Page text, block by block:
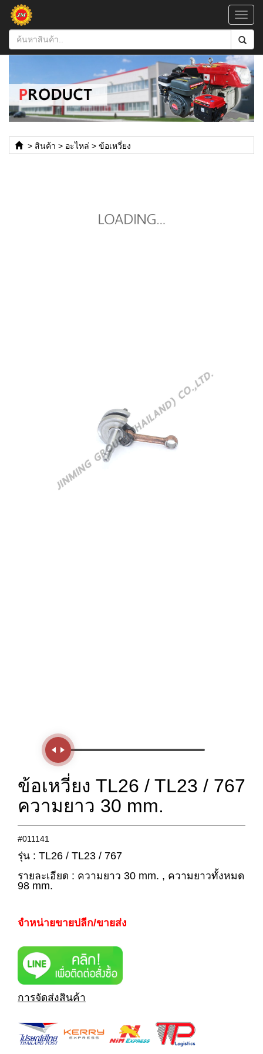
> สินค้า > อะไหล่ > ข้อเหวี่ยง
Handle
ข้อเหวี่ยง TL26 / TL23 / 767
ความยาว 30 mm.
#011141
รุ่น : TL26 / TL23 / 767
รายละเอียด : ความยาว 30 mm. , ความยาวทั้งหมด
98 mm.
จำหน่ายขายปลีก/ขายส่ง
การจัดส่งสินค้า